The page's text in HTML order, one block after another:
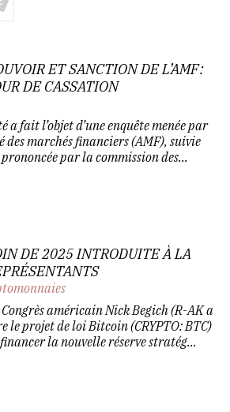
ET SANCTION DE L’AMF :
DE CASSATION
a fait l’objet d’une enquête menée par
des marchés financiers (AMF), suivie
par la commission des...
DE 2025 INTRODUITE À LA
américain Nick Begich (R-AK a
le projet de loi Bitcoin (CRYPTO: BTC)
la nouvelle réserve stratég...